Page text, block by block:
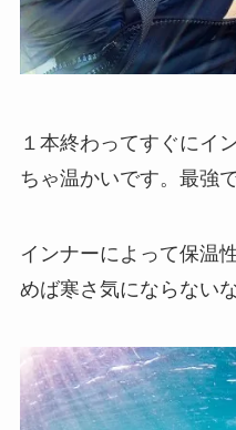
１本終わってすぐにイ
ちゃ温かいです。最強
インナーによって保温
めば寒さ気にならない